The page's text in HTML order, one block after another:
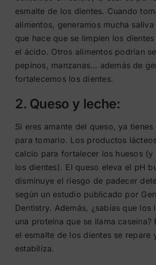
esmalte de los dientes. Cuando
alimentos, generamos mucha
que hace que se limpien los
el ácido. Otros alimentos podrían
pepinos, manzanas… además de
fortalecemos los dientes.
2. Queso y leche:
Si eres amante del queso, ya tienes
para tomarlo. Los productos
calcio para fortalecer los huesos (y
los dientes). El queso eleva el pH
disminuye el riesgo de padecer
según un estudio publicado por
Dentistry. Además, ¿sabías que los
una proteína que se llama caseína?
el esmalte de los dientes se repare
estabiliza.